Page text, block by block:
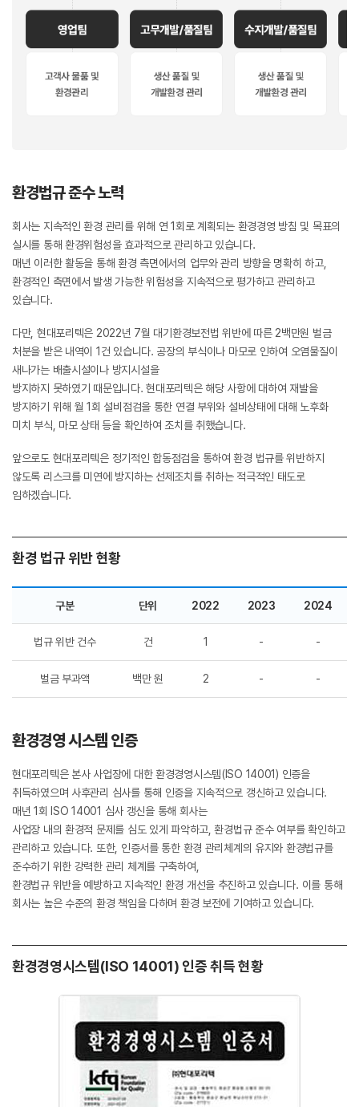
환경법규 준수 노력
회사는 지속적인 환경 관리를 위해 연 1회로 계획되는 환경경영 방침 및 목표의
실시를 통해 환경위험성을 효과적으로 관리하고 있습니다.
매년 이러한 활동을 통해 환경 측면에서의 업무와 관리 방향을 명확히 하고,
환경적인 측면에서 발생 가능한 위험성을 지속적으로 평가하고 관리하고
있습니다.
다만, 현대포리텍은 2022년 7월 대기환경보전법 위반에 따른 2백만원 벌금
처분을 받은 내역이 1건 있습니다. 공장의 부식이나 마모로 인하여 오염물질이
새나가는 배출시설이나 방지시설을
방지하지 못하였기 때문입니다. 현대포리텍은 해당 사항에 대하여 재발을
방지하기 위해 월 1회 설비점검을 통한 연결 부위와 설비상태에 대해 노후화
미치 부식, 마모 상태 등을 확인하여 조치를 취했습니다.
앞으로도 현대포리텍은 정기적인 합동점검을 통하여 환경 법규를 위반하지
않도록 리스크를 미연에 방지하는 선제조치를 취하는 적극적인 태도로
임하겠습니다.
환경 법규 위반 현황
구분 단위 2022 2023 2024
법규 위반 건수 건 1 - -
벌금 부과액 백만 원 2 - -
환경경영 시스템 인증
현대포리텍은 본사 사업장에 대한 환경경영시스템(ISO 14001) 인증을
취득하였으며 사후관리 심사를 통해 인증을 지속적으로 갱신하고 있습니다.
매년 1회 ISO 14001 심사 갱신을 통해 회사는
사업장 내의 환경적 문제를 심도 있게 파악하고, 환경법규 준수 여부를 확인하고
관리하고 있습니다. 또한, 인증서를 통한 환경 관리체계의 유지와 환경법규를
준수하기 위한 강력한 관리 체계를 구축하여,
환경법규 위반을 예방하고 지속적인 환경 개선을 추진하고 있습니다. 이를 통해
회사는 높은 수준의 환경 책임을 다하며 환경 보전에 기여하고 있습니다.
환경경영시스템(ISO 14001) 인증 취득 현황